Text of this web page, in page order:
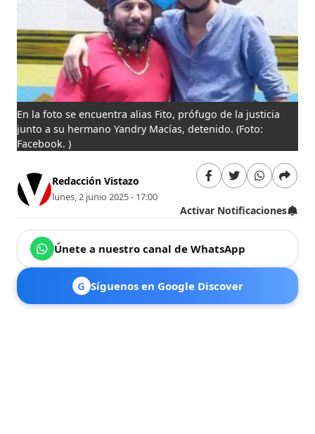
En la foto se encuentra alias Fito, prófugo de la justicia
junto a su hermano Yandry Macías, detenido.(Foto:
Facebook. )
Redacción Vistazo
lunes, 2 junio 2025 - 17:00
Activar Notificaciones
Únete a nuestro canal de WhatsApp
G Síguenos en Google Discover